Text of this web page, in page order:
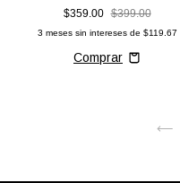
$359.00 $399.00
3 meses sin intereses de $119.67